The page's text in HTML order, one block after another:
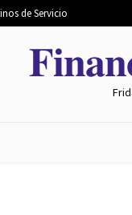
de Servicio